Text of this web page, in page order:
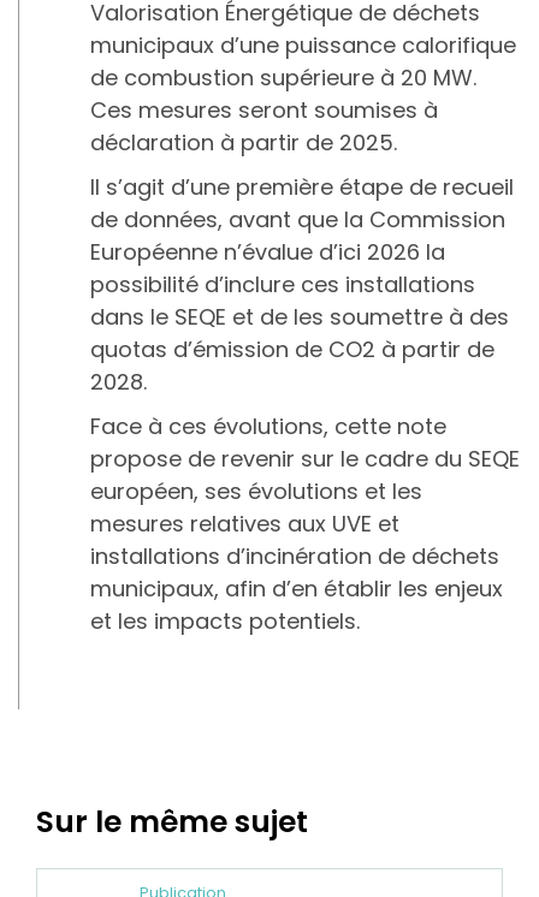
Valorisation Énergétique de déchets
municipaux d’une puissance calorifique
de combustion supérieure à 20 MW.
Ces mesures seront soumises à
déclaration à partir de 2025.
Il s’agit d’une première étape de recueil
de données, avant que la Commission
Européenne n’évalue d’ici 2026 la
possibilité d’inclure ces installations
dans le SEQE et de les soumettre à des
quotas d’émission de CO2 à partir de
2028.
Face à ces évolutions, cette note
propose de revenir sur le cadre du SEQE
européen, ses évolutions et les
mesures relatives aux UVE et
installations d’incinération de déchets
municipaux, afin d’en établir les enjeux
et les impacts potentiels.
Sur le même sujet
Publication